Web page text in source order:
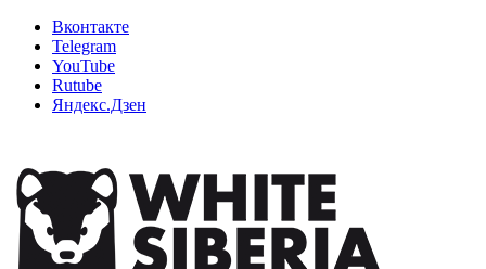
Вконтакте
Telegram
YouTube
Rutube
Яндекс.Дзен